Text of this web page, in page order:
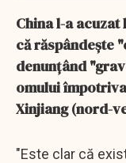
China l-a
că răspândeşte
denunţând
omului
Xinjiang (nord-
"Este clar că